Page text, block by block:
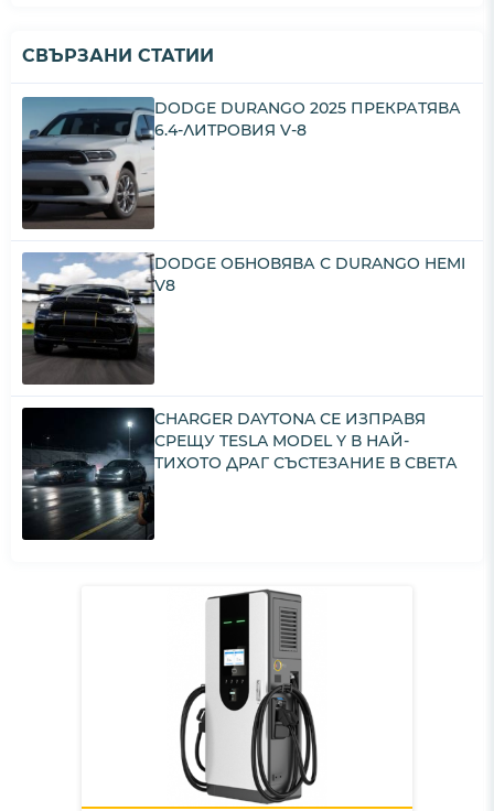
СВЪРЗАНИ СТАТИИ
DODGE DURANGO 2025 ПРЕКРАТЯВА
6.4-ЛИТРОВИЯ V-8
DODGE ОБНОВЯВА С DURANGO HEMI
V8
CHARGER DAYTONA СЕ ИЗПРАВЯ
СРЕЩУ TESLA MODEL Y В НАЙ-
ТИХОТО ДРАГ СЪСТЕЗАНИЕ В СВЕТА